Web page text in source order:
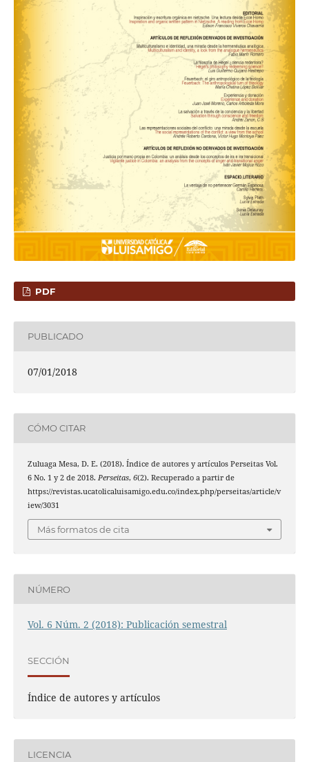
PDF
PUBLICADO
07/01/2018
CÓMO CITAR
Zuluaga Mesa, D. E. (2018). Índice de autores y artículos Perseitas Vol.
6 No. 1 y 2 de 2018. Perseitas, 6(2). Recuperado a partir de
https://revistas.ucatolicaluisamigo.edu.co/index.php/perseitas/article/v
iew/3031
Más formatos de cita
NÚMERO
Vol. 6 Núm. 2 (2018): Publicación semestral
SECCIÓN
Índice de autores y artículos
LICENCIA